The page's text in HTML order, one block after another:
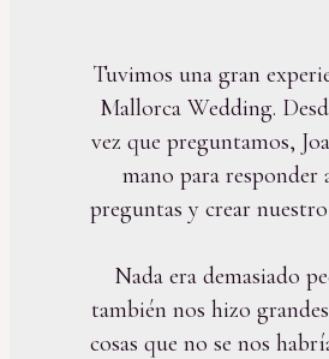
Tuvimos una gran
Mallorca Wedding.
vez que preguntamos,
mano para responder
preguntas y crear
Nada era demasiado
también nos hizo
cosas que no se nos